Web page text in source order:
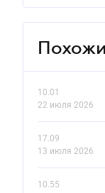
10.01
22 июля 2026
17.09
13 июля 2026
10.55